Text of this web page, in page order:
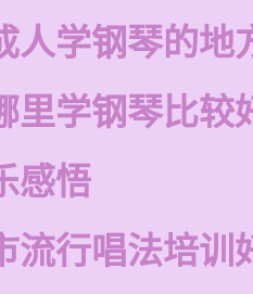
人学钢琴的地
里学钢琴比较
感悟
流行唱法培训